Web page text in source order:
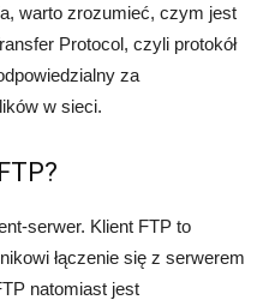
warto zrozumieć, czym jest
Protocol, czyli protokół
za
w sieci.
serwer. Klient FTP to
łączenie się z serwerem
natomiast jest